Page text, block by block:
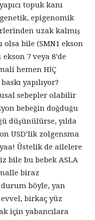
topuk kanı
epigenomik
uzak kalmış
olsa bile (SMN1 ekson
7 veya 8’de
hemen HİÇ
yapılıyor?
sebepler olabilir
bebeğin doğduğu
düşünülürse, yılda
USD’lik zolgensma
Üstelik de ailelere
bile bu bebek ASLA
biraz
böyle, yan
evvel, birkaç yüz
için yabancılara